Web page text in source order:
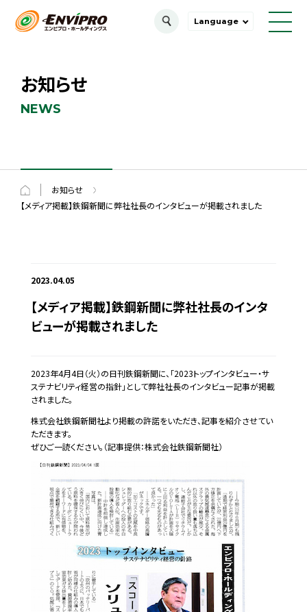
Language
お知らせ
NEWS
お知らせ
【メディア掲載】鉄鋼新聞に弊社社長のインタビューが掲載されました
2023.04.05
【メディア掲載】鉄鋼新聞に弊社社長のインタ
ビューが掲載されました
2023年4月4日（火）の日刊鉄鋼新聞に、「2023トップインタビュー・サ
ステナビリティ経営の指針」として弊社社長のインタビュー記事が掲載
されました。
株式会社鉄鋼新聞社より掲載の許諾をいただき、記事を紹介させてい
ただきます。
ぜひご一読ください。（記事提供：株式会社鉄鋼新聞社）